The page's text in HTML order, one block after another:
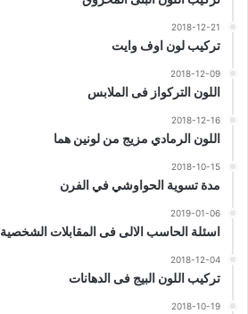
2018-12-21
تركيب لون اوف وايت
2018-12-09
اللون التركواز فى الملابس
2018-12-16
اللون الرمادي مزيج من لونين هما
2018-10-15
مدة تسوية الحواوشي في الفرن
2019-01-06
اسئلة الحاسب الالى فى المقابلات الشخصية
2018-12-04
تركيب اللون البيج فى الدهانات
2018-10-19